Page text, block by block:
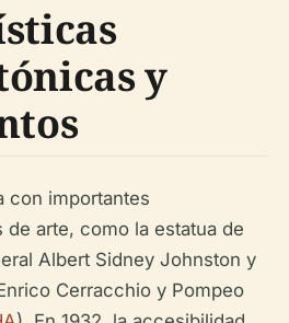
y
con importantes
de arte, como la estatua de
Albert Sidney Johnston y
Cerracchio y Pompeo